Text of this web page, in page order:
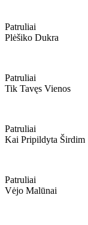
Patruliai
Plėšiko Dukra
Patruliai
Tik Tavęs Vienos
Patruliai
Kai Pripildyta Širdim
Patruliai
Vėjo Malūnai